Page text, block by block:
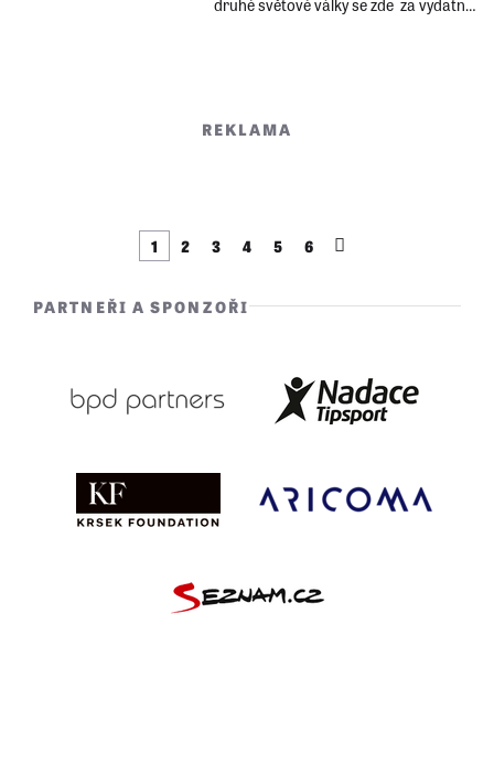
odvahy a vlastenectví.
REKLAMA
1 2 3 4 5 6
PARTNEŘI A SPONZOŘI